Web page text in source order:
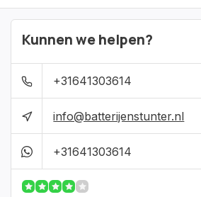
Kunnen we helpen?
+31641303614
info@batterijenstunter.nl
+31641303614